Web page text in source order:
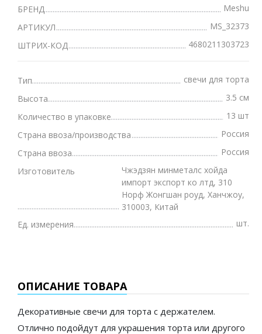
БРЕНД
Meshu
АРТИКУЛ
MS_32373
ШТРИХ-КОД
4680211303723
Тип
свечи для торта
Высота
3.5 см
Количество в упаковке
13 шт
Страна ввоза/производства
Россия
Страна ввоза
Россия
Изготовитель
Чжэдзян минметалс хойда
импорт экспорт ко лтд, 310
Норф Жонгшан роуд, Ханчжоу,
310003, Китай
Ед. измерения
шт.
ОПИСАНИЕ ТОВАРА
Декоративные свечи для торта с держателем.
Отлично подойдут для украшения торта или другого